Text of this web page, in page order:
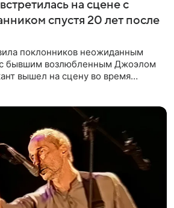
на сцене с
спустя 20 лет после
поклонников неожиданным
бывшим возлюбленным Джоэлом
вышел на сцену во время